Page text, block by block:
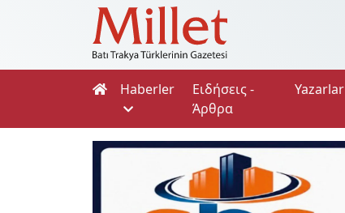
Haberler
Ειδήσεις -
Άρθρα
Yazarlar